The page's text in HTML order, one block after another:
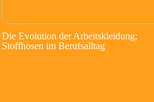
Die Evolution der Arbeitskleidung:
Stoffhosen im Berufsalltag